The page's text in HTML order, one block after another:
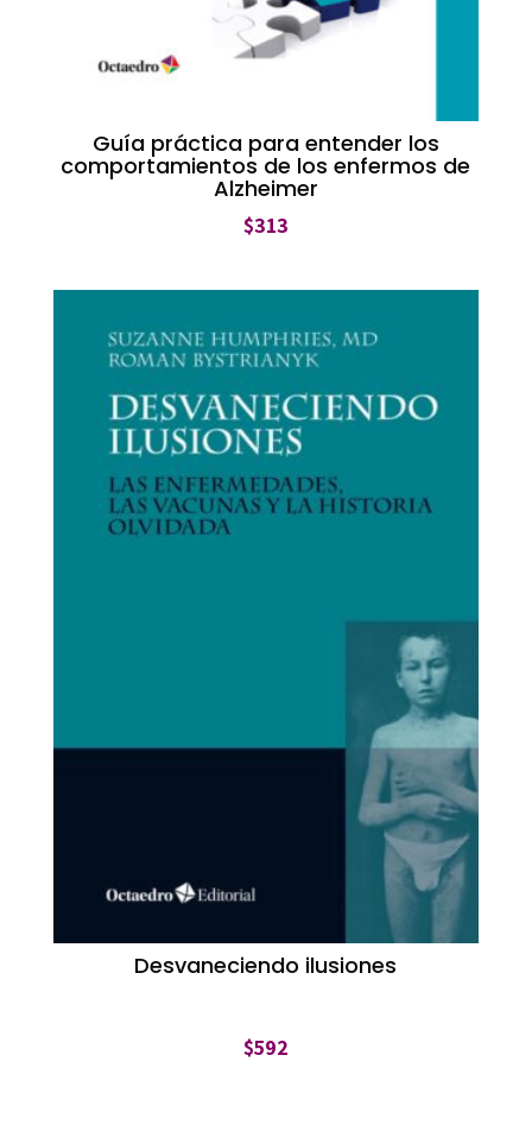
Guía práctica para entender los
comportamientos de los enfermos de
Alzheimer
$313
Desvaneciendo ilusiones
$592